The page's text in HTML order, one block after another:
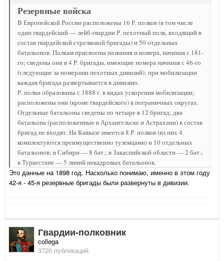
Резервные войска
В Европейской России расположены 16 Р. полков (в том числе
один гвардейский — лейб-гвардии Р. пехотный полк, входящий в
состав гвардейской стрелковой бригады) и 50 отдельных
батальонов. Полкам присвоены названия и номера, начиная с 181-
го; сведены они в 4 Р. бригады, имеющие номера начиная с 46-го
(следующие за номерами пехотных дивизий); при мобилизации
каждая бригада развертывается в дивизию.
Р. полки образованы с 1888 г. в видах ускорения мобилизации;
расположены они (кроме гвардейского) в пограничных округах.
Отдельные батальоны сведены по четыре в 12 бригад; два
батальона (расположенные в Архангельске и Астрахани) в состав
бригад не входят. На Кавказе имеется 8 Р. полков (из них 4
комплектуются преимущественно туземцами) и 10 отдельных
батальонов; в Сибири — 8 бат.; в Закаспийской области — 2 бат.;
в Туркестане — 5 линий некадровых батальонов.
Это данные на 1898 год. Насколько понимаю, именно в этом году
42-я - 45-я резервные бригады были развернуты в дивизии.
Гвардии-полковник
collega
3720 публикаций